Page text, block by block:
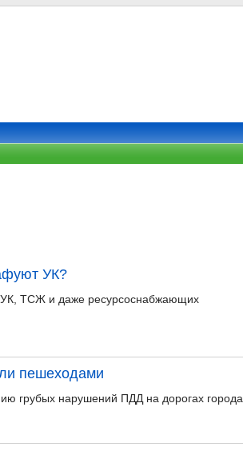
УК?
УК, ТСЖ и даже ресурсоснабжающих
пешеходами
грубых нарушений ПДД на дорогах города.